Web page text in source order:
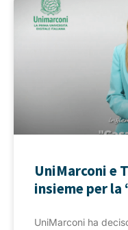
UniMarconi e
insieme per la
UniMarconi ha